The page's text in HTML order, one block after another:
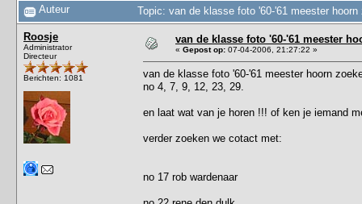
Auteur Topic: van de klasse foto '60-'61 meester
Roosje
Administrator
Directeur
Berichten: 1081
van de klasse foto '60-'61 meester
« Gepost op: 07-04-2006, 21:27:22 »
van de klasse foto '60-'61 meester hoorn
no 4, 7, 9, 12, 23, 29.
en laat wat van je horen !!! of ken je iemand
verder zoeken we cotact met:
no 17 rob wardenaar